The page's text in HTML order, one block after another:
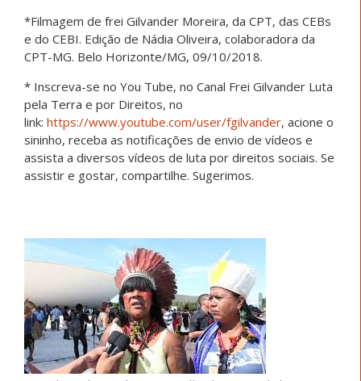
*Filmagem de frei Gilvander Moreira, da CPT, das CEBs
e do CEBI. Edição de Nádia Oliveira, colaboradora da
CPT-MG. Belo Horizonte/MG, 09/10/2018.
* Inscreva-se no You Tube, no Canal Frei Gilvander Luta
pela Terra e por Direitos, no
link: https://www.youtube.com/user/fgilvander, acione o
sininho, receba as notificações de envio de vídeos e
assista a diversos vídeos de luta por direitos sociais. Se
assistir e gostar, compartilhe. Sugerimos.